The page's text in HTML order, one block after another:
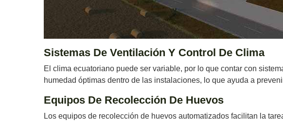
Sistemas De Ventilación Y Control De Clima
El clima ecuatoriano puede ser variable, por lo que contar con
humedad óptimas dentro de las instalaciones, lo que ayuda a
Equipos De Recolección De Huevos
Los equipos de recolección de huevos automatizados facilitan la